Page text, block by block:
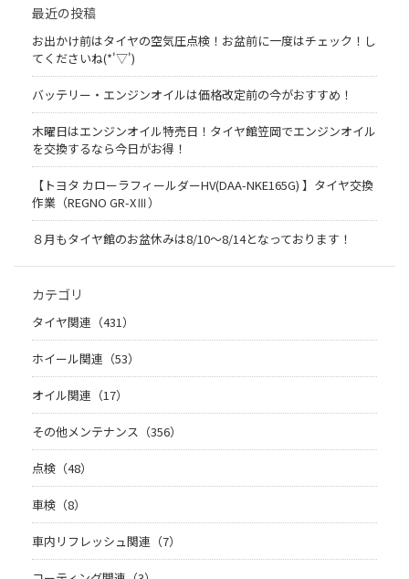
最近の投稿
お出かけ前はタイヤの空気圧点検！お盆前に一度はチェック！し
てくださいね(*'▽')
バッテリー・エンジンオイルは価格改定前の今がおすすめ！
木曜日はエンジンオイル特売日！タイヤ館笠岡でエンジンオイル
を交換するなら今日がお得！
【トヨタ カローラフィールダーHV(DAA-NKE165G) 】タイヤ交換
作業（REGNO GR-XⅢ）
８月もタイヤ館のお盆休みは8/10～8/14となっております！
カテゴリ
タイヤ関連（431）
ホイール関連（53）
オイル関連（17）
その他メンテナンス（356）
点検（48）
車検（8）
車内リフレッシュ関連（7）